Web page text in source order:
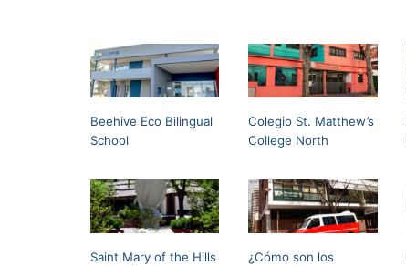
Beehive Eco Bilingual
School
Colegio St. Matthew’s
College North
Saint Mary of the Hills
¿Cómo son los